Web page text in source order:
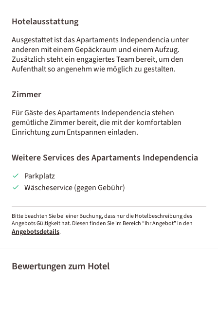
Hotelausstattung
Ausgestattet ist das Apartaments Independencia unter
anderen mit einem Gepäckraum und einem Aufzug.
Zusätzlich steht ein engagiertes Team bereit, um den
Aufenthalt so angenehm wie möglich zu gestalten.
Zimmer
Für Gäste des Apartaments Independencia stehen
gemütliche Zimmer bereit, die mit der komfortablen
Einrichtung zum Entspannen einladen.
Weitere Services des Apartaments Independencia
Parkplatz
Wäscheservice (gegen Gebühr)
Bitte beachten Sie bei einer Buchung, dass nur die Hotelbeschreibung des
Angebots Gültigkeit hat. Diesen finden Sie im Bereich “Ihr Angebot” in den
Angebotsdetails.
Bewertungen zum Hotel